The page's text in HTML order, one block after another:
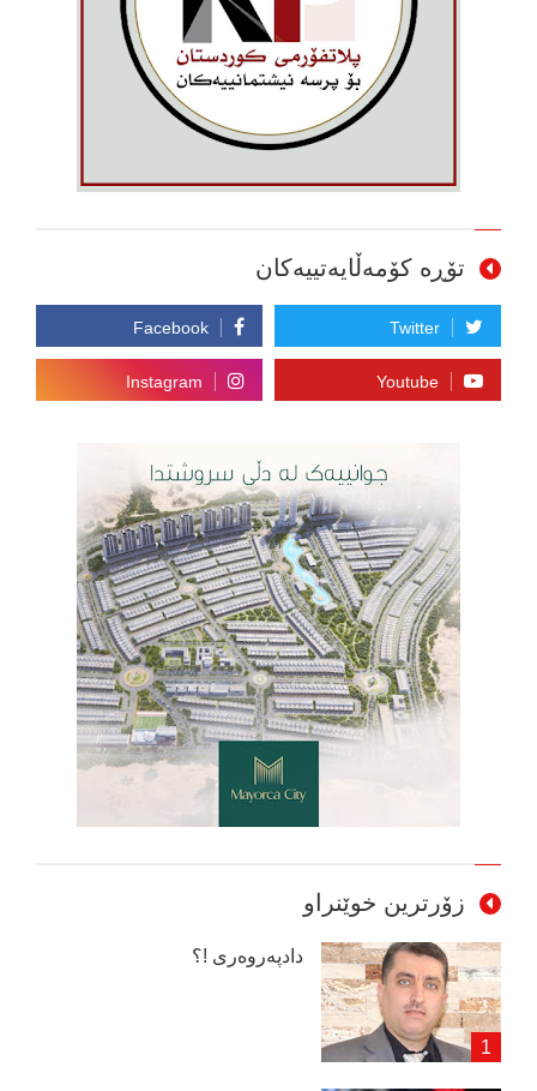
تۆڕە کۆمەڵایەتییەکان
زۆرترین خوێنراو
دادپەروەری !؟